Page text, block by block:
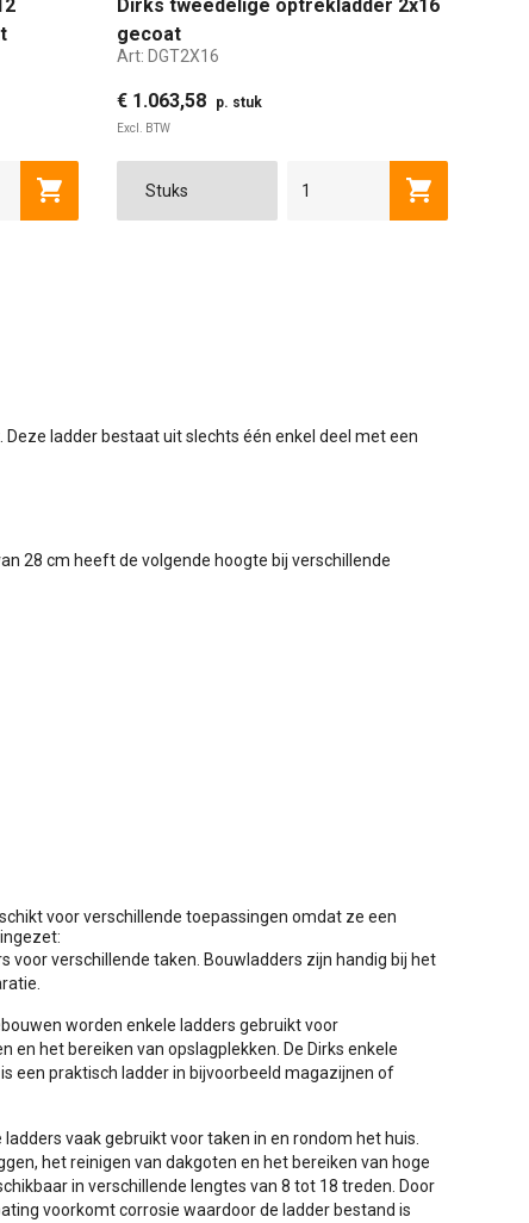
16 SPORTS
Toevoegen aan winkelwagen
Dirks tweedelige optrekladder 2x16
gecoat
Art: DGT2X16
€ 1.063,58 p. stuk
Excl. BTW
GECOAT ONGECOAT Toevoegen
ladder bestaat uit slechts één enkel deel met een
28 cm heeft de volgende hoogte bij verschillende
voor verschillende toepassingen omdat ze een
voor verschillende taken. Bouwladders zijn handig bij het
worden enkele ladders gebruikt voor
het bereiken van opslagplekken. De Dirks enkele
een praktisch ladder in bijvoorbeeld magazijnen of
vaak gebruikt voor taken in en rondom het huis.
het reinigen van dakgoten en het bereiken van hoge
in verschillende lengtes van 8 tot 18 treden. Door
voorkomt corrosie waardoor de ladder bestand is